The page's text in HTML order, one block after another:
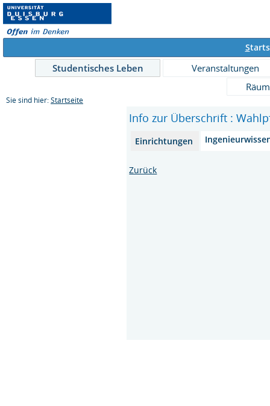
S
Studentisches Leben
Veranstaltungen
Sie sind hier: Startseite
Info zur Überschrift :
Einrichtungen
Zurück